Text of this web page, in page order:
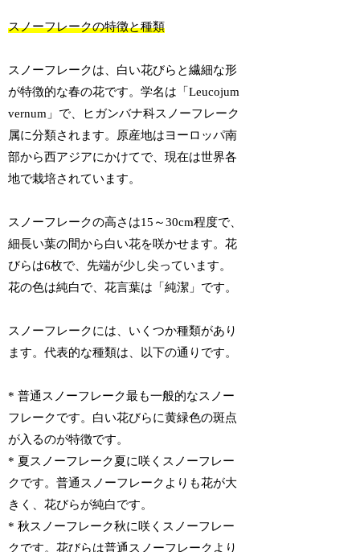
スノーフレークの特徴と種類
スノーフレークは、白い花びらと繊細な形
が特徴的な春の花です。学名は「Leucojum
vernum」で、ヒガンバナ科スノーフレーク
属に分類されます。原産地はヨーロッパ南
部から西アジアにかけてで、現在は世界各
地で栽培されています。
スノーフレークの高さは15～30cm程度で、
細長い葉の間から白い花を咲かせます。花
びらは6枚で、先端が少し尖っています。
花の色は純白で、花言葉は「純潔」です。
スノーフレークには、いくつか種類があり
ます。代表的な種類は、以下の通りです。
* 普通スノーフレーク最も一般的なスノー
フレークです。白い花びらに黄緑色の斑点
が入るのが特徴です。
* 夏スノーフレーク夏に咲くスノーフレー
クです。普通スノーフレークよりも花が大
きく、花びらが純白です。
* 秋スノーフレーク秋に咲くスノーフレー
クです。花びらは普通スノーフレークより